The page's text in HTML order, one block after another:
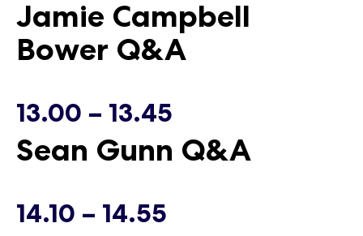
Jamie Campbell
Bower Q&A
13.00 – 13.45
Sean Gunn Q&A
14.10 – 14.55